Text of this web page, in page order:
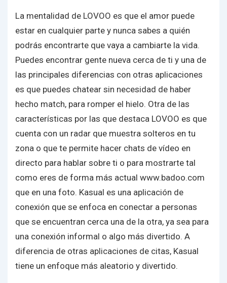
La mentalidad de LOVOO es que el amor puede
estar en cualquier parte y nunca sabes a quién
podrás encontrarte que vaya a cambiarte la vida.
Puedes encontrar gente nueva cerca de ti y una de
las principales diferencias con otras aplicaciones
es que puedes chatear sin necesidad de haber
hecho match, para romper el hielo. Otra de las
características por las que destaca LOVOO es que
cuenta con un radar que muestra solteros en tu
zona o que te permite hacer chats de vídeo en
directo para hablar sobre ti o para mostrarte tal
como eres de forma más actual www.badoo.com
que en una foto. Kasual es una aplicación de
conexión que se enfoca en conectar a personas
que se encuentran cerca una de la otra, ya sea para
una conexión informal o algo más divertido. A
diferencia de otras aplicaciones de citas, Kasual
tiene un enfoque más aleatorio y divertido.